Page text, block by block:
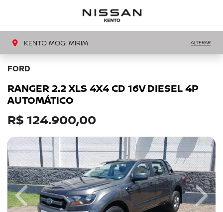
KENTO MOGI MIRIM ALTERAR
FORD
RANGER 2.2 XLS 4X4 CD 16V DIESEL 4P
AUTOMÁTICO
R$ 124.900,00
Previous Next